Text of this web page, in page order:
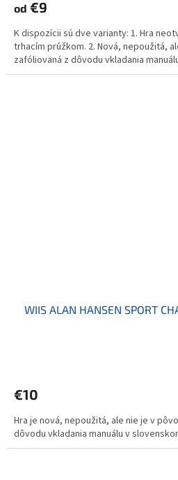
od €9
K dispozícii sú dve varianty: 1. Hra
trhacím prúžkom. 2. Nová, nepoužitá,
zafóliovaná z dôvodu vkladania
WIIS ALAN HANSEN SPORT
€10
Hra je nová, nepoužitá, ale nie je v
dôvodu vkladania manuálu v